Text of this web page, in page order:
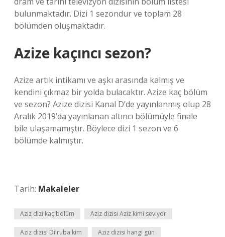
bulunmaktadır. Dizi 1 sezondur ve toplam 28
bölümden oluşmaktadır.
Azize kaçıncı sezon?
Azize artık intikamı ve aşkı arasında kalmış ve
kendini çıkmaz bir yolda bulacaktır. Azize kaç bölüm
ve sezon? Azize dizisi Kanal D’de yayınlanmış olup 28
Aralık 2019’da yayınlanan altıncı bölümüyle finale
bile ulaşamamıştır. Böylece dizi 1 sezon ve 6
bölümde kalmıştır.
Tarih: Makaleler
Aziz dizi kaç bölüm Aziz dizisi Aziz kimi seviyor
Aziz dizisi Dilruba kim Aziz dizisi hangi gün